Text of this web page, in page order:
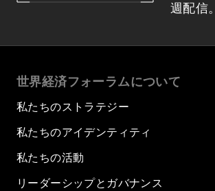
週配信。
世界経済フォーラムについて
私たちのストラテジー
私たちのアイデンティティ
私たちの活動
リーダーシップとガバナンス